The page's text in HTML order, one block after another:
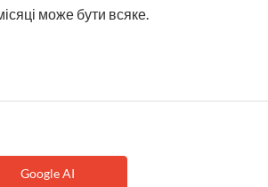
може бути всяке.
Google AI